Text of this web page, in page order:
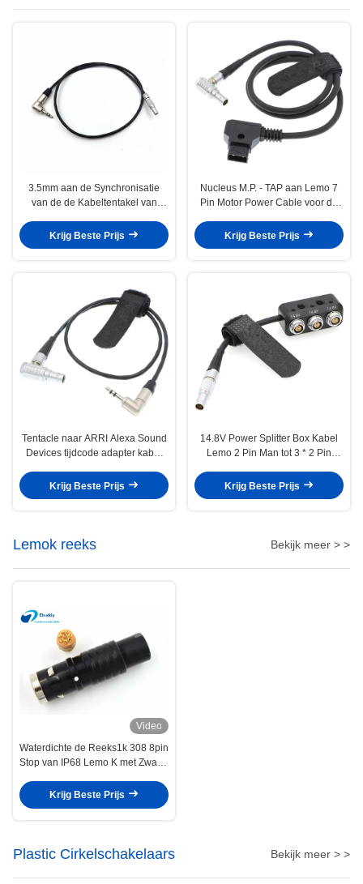
3.5mm aan de Synchronisatie
van de de Kabeltentakel van
Rode Epische scharlaken-
WRaven Weap Tweeling
Krijg Beste Prijs
Nucleus M.P. - TAP aan Lemo 7
Pin Motor Power Cable voor de
Krijg Beste Prijs
Tentacle naar ARRI Alexa Sound
Devices tijdcode adapter kabel
Krijg Beste Prijs
14.8V Power Splitter Box Kabel
Lemo 2 Pin Man tot 3 * 2 Pin
RED
Krijg Beste Prijs
Lemok reeks Bekijk meer > >
Video
Waterdichte de Reeks1k 308 8pin
Stop van IP68 Lemo K met Zwarte
Krijg Beste Prijs
Plastic Cirkelschakelaars Bekijk meer > >